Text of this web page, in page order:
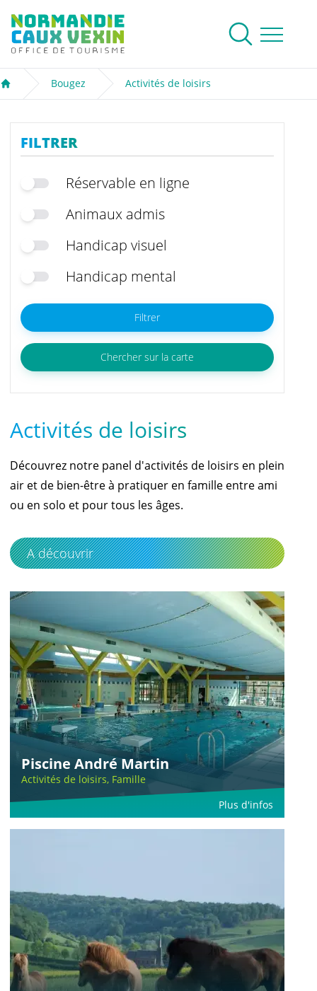
Normandie Caux Vexin
Ouvrir le
Rechercher
Accueil
Bougez Activités de loisirs
Activités de loisirs
Découvrez notre panel d'activités de loisirs en plein
air et de bien-être à pratiquer en famille entre ami
ou en solo et pour tous les âges.
A découvrir
Piscine André Martin
Activités de loisirs, Famille
Plus d'infos
FILTRER
Réservable en ligne
Animaux admis
Handicap visuel
Handicap mental
Filtrer
Chercher sur la carte